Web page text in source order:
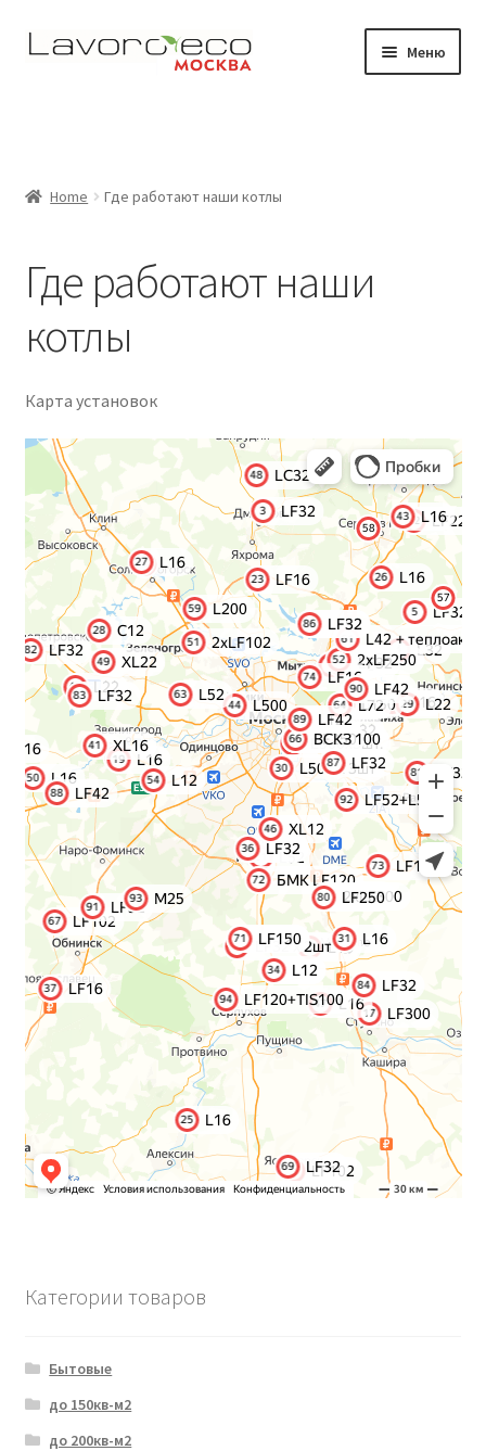
Перейти
Перейти
Меню
Документация
Контакты
Home Где работают наши котлы
Где работают наши
котлы
Карта установок
Категории товаров
Бытовые
до 150кв-м2
до 200кв-м2